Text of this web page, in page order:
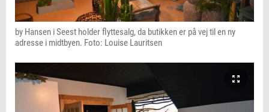
by Hansen i Seest holder flyttesalg, da butikken er på vej til en ny
adresse i midtbyen. Foto: Louise Lauritsen